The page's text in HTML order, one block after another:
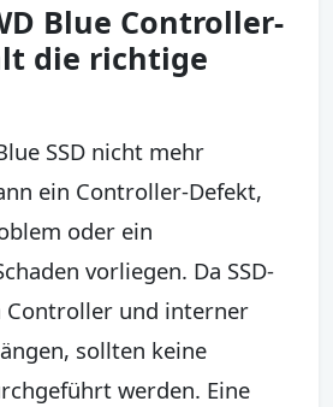
Blue Controller-
die richtige
SSD nicht mehr
ein Controller-Defekt,
oder ein
vorliegen. Da SSD-
Controller und interner
sollten keine
werden. Eine